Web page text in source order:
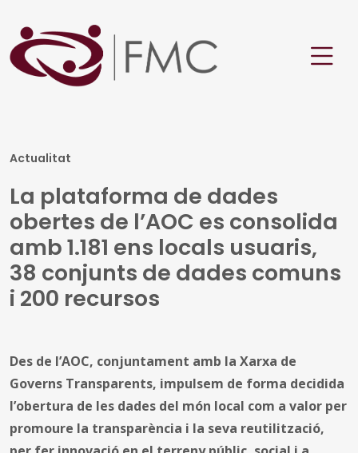
Actualitat
La plataforma de dades
obertes de l’AOC es consolida
amb 1.181 ens locals usuaris,
38 conjunts de dades comuns
i 200 recursos
Des de l’AOC, conjuntament amb la Xarxa de
Governs Transparents, impulsem de forma decidida
l’obertura de les dades del món local com a valor per
promoure la transparència i la seva reutilització,